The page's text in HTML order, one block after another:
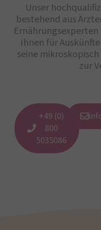
Unser
bestehend aus
Ihnen für
seine
zur
+49 (0)
800
5035086